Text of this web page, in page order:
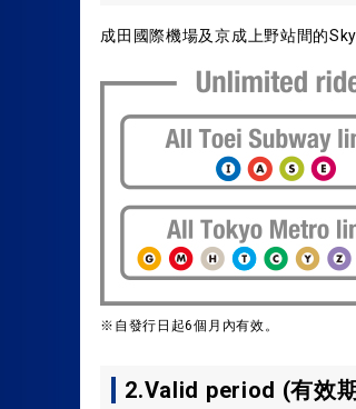
成田國際機場及京成上野站間的
※自發行日起6個月內有效。
2.Valid period (有效